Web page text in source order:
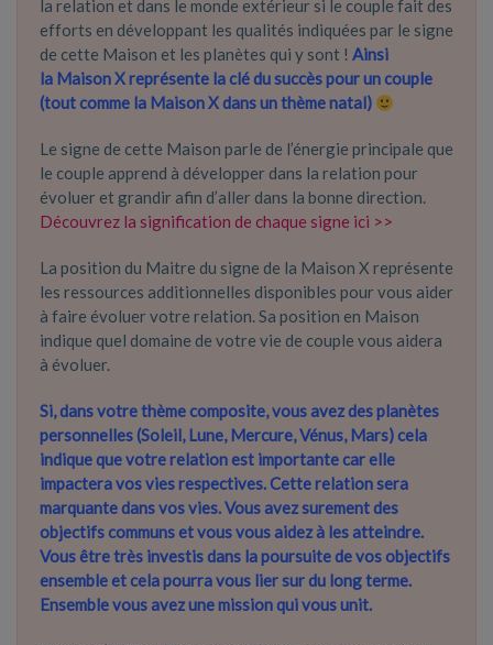
la relation et dans le monde extérieur si le couple fait des
efforts en développant les qualités indiquées par le signe
de cette Maison et les planètes qui y sont ! Ainsi
la Maison X représente la clé du succès pour un couple
(tout comme la Maison X dans un thème natal)
Le signe de cette Maison parle de l’énergie principale que
le couple apprend à développer dans la relation pour
évoluer et grandir afin d’aller dans la bonne direction.
Découvrez la signification de chaque signe ici >>
La position du Maitre du signe de la Maison X représente
les ressources additionnelles disponibles pour vous aider
à faire évoluer votre relation. Sa position en Maison
indique quel domaine de votre vie de couple vous aidera
à évoluer.
Si, dans votre thème composite, vous avez des planètes
personnelles (Soleil, Lune, Mercure, Vénus, Mars) cela
indique que votre relation est importante car elle
impactera vos vies respectives. Cette relation sera
marquante dans vos vies. Vous avez surement des
objectifs communs et vous vous aidez à les atteindre.
Vous être très investis dans la poursuite de vos objectifs
ensemble et cela pourra vous lier sur du long terme.
Ensemble vous avez une mission qui vous unit.